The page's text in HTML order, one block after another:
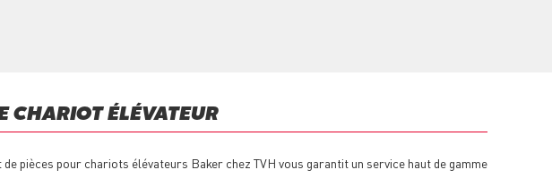
CHARIOT ÉLÉVATEUR
pièces pour chariots élévateurs Baker chez TVH vous garantit un service haut de gamme